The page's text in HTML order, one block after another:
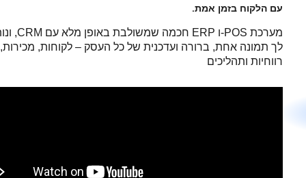
בזמן אמת.
חכמה שמשולבת באופן מלא עםERPו-POS,
ונותנת
אחת, ברורה ועדכנית של כל העסק – לקוחות, מכירות,
ותהליכים